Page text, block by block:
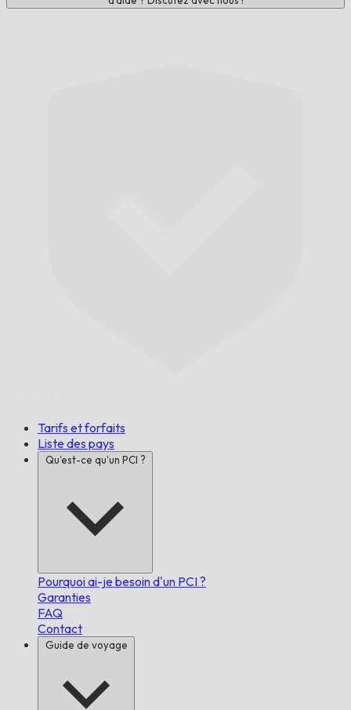
Tarifs et forfaits
Liste des pays
Qu'est-ce qu'un PCI ?
Pourquoi ai-je besoin d'un PCI ?
Garanties
FAQ
Contact
Guide de voyage